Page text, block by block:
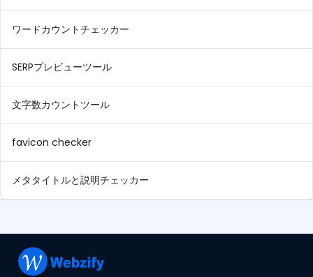
ワードカウントチェッカー
SERPプレビューツール
文字数カウントツール
favicon checker
メタタイトルと説明チェッカー